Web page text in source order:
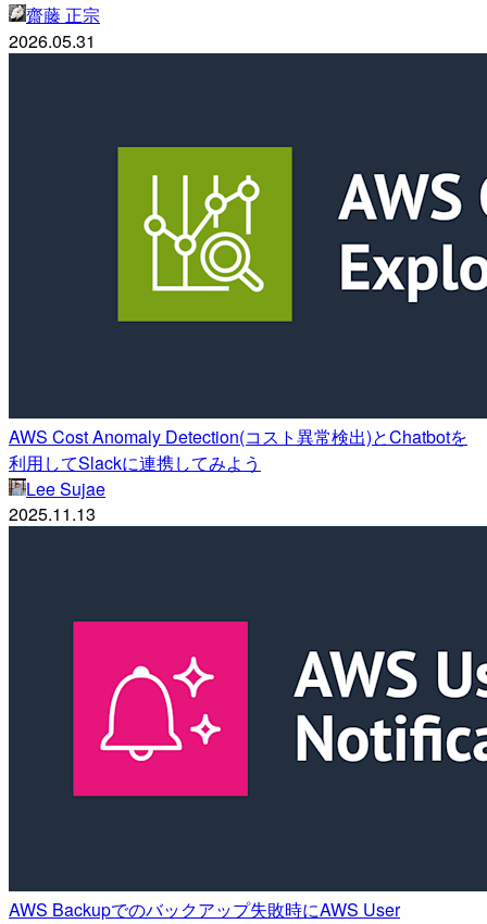
齋藤 正宗
2026.05.31
AWS Cost Anomaly Detection(コスト異常検出)とChatbotを
利用してSlackに連携してみよう
Lee Sujae
2025.11.13
AWS Backupでのバックアップ失敗時にAWS User